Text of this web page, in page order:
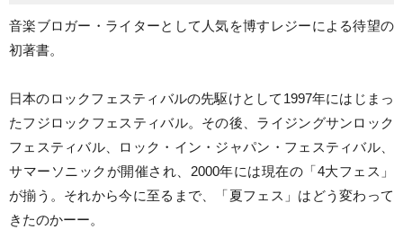
音楽ブロガー・ライターとして人気を博すレジーによる待望の
初著書。
日本のロックフェスティバルの先駆けとして1997年にはじまっ
たフジロックフェスティバル。その後、ライジングサンロック
フェスティバル、ロック・イン・ジャパン・フェスティバル、
サマーソニックが開催され、2000年には現在の「4大フェス」
が揃う。それから今に至るまで、「夏フェス」はどう変わって
きたのかーー。